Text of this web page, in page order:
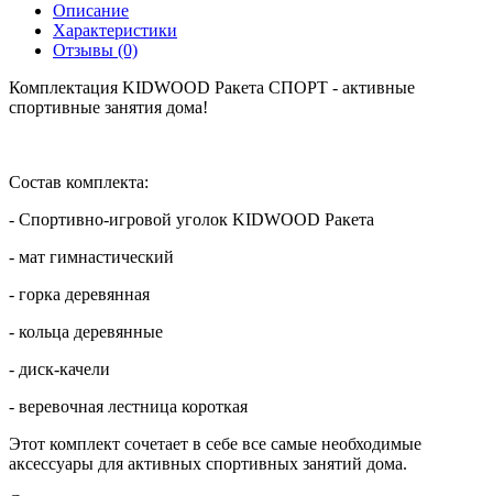
Описание
Характеристики
Отзывы (0)
Комплектация KIDWOOD Ракета СПОРТ - активные
спортивные занятия дома!
Состав комплекта:
- Спортивно-игровой уголок KIDWOOD Ракета
- мат гимнастический
- горка деревянная
- кольца деревянные
- диск-качели
- веревочная лестница короткая
Этот комплект сочетает в себе все самые необходимые
аксессуары для активных спортивных занятий дома.